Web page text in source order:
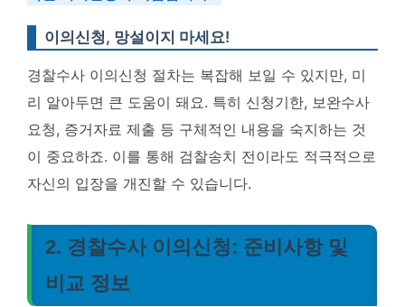
이의신청, 망설이지 마세요!
경찰수사 이의신청 절차는 복잡해 보일 수 있지만, 미
리 알아두면 큰 도움이 돼요. 특히 신청기한, 보완수사
요청, 증거자료 제출 등 구체적인 내용을 숙지하는 것
이 중요하죠. 이를 통해 검찰송치 전이라도 적극적으로
자신의 입장을 개진할 수 있습니다.
2. 경찰수사 이의신청: 준비사항 및
비교 정보